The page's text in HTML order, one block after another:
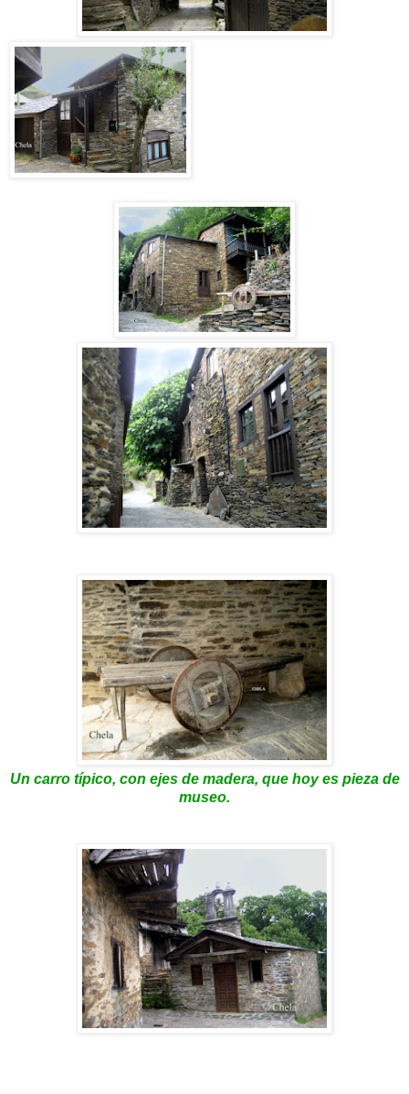
Un carro típico, con ejes de madera, que hoy es pieza de
museo.